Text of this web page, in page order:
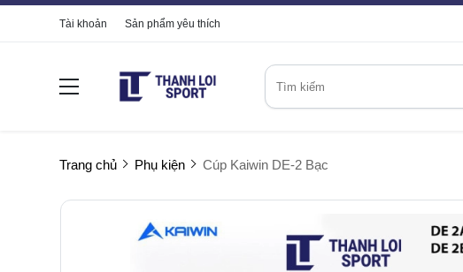
Tài khoản Sản phẩm yêu thích
Trang chủ Phụ kiện Cúp Kaiwin DE-2 Bạc